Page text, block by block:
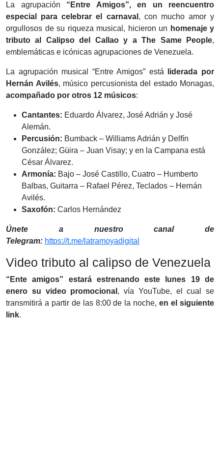
La agrupación “Entre Amigos”, en un reencuentro
especial para celebrar el carnaval , con mucho amor y
orgullosos de su riqueza musical, hicieron un homenaje y
tributo al Calipso del Callao y a The Same People,
emblemáticas e icónicas agrupaciones de Venezuela.
La agrupación musical “Entre Amigos” está
liderada por
Hernán Avilés, músico percusionista del estado Monagas,
acompañado por otros 12 músicos:
Cantantes: Eduardo Álvarez, José Adrián y José
Alemán.
Percusión: Bumback – Williams Adrián y Delfín
González; Güira – Juan Visay; y en la Campana está
César Álvarez.
Armonía: Bajo – José Castillo, Cuatro – Humberto
Balbas, Guitarra – Rafael Pérez, Teclados – Hernán
Avilés.
Saxofón: Carlos Hernández
Únete a nuestro canal de
Telegram: https://t.me/latramoyadigital
Video tributo al calipso de Venezuela
“Ente amigos” estará estrenando este lunes 19 de
enero su video promocional , vía YouTube, el cual se
transmitirá a partir de las 8:00 de la noche,en el siguiente
link.